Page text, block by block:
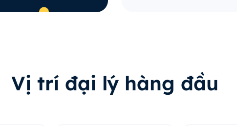
Vị trí đại lý hàng đầu